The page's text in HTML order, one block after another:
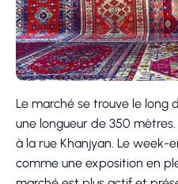
Le marché se trouve le long
une longueur de 350
à la rue Khanjyan. Le week-
comme une exposition en